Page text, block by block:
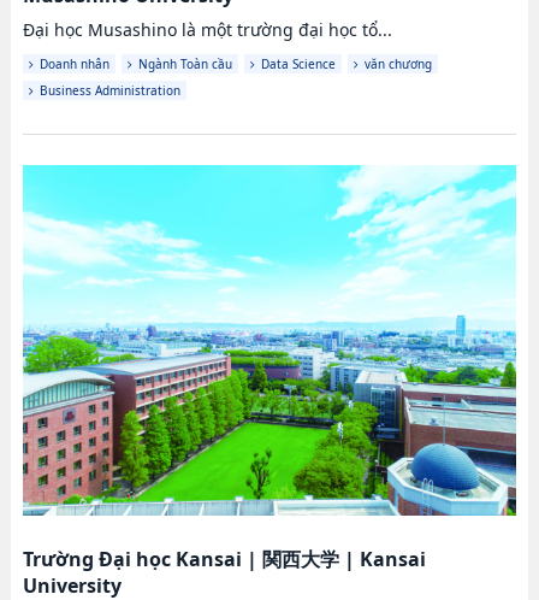
Đại học Musashino là một trường đại học tổ...
Doanh nhân Ngành Toàn cầu Data Science
văn chương
Business Administration
Trường Đại học Kansai | 関西大学| Kansai
University